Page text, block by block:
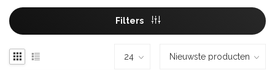
Filters